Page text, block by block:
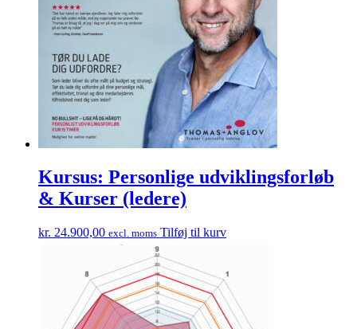
Kursus: Personlige udviklingsforløb
& Kurser (ledere)
kr. 24.900,00 excl. moms Tilføj til kurv